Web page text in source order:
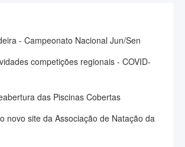
- Campeonato Nacional Jun/Sen
competições regionais - COVID-
das Piscinas Cobertas
novo site da Associação de Natação da